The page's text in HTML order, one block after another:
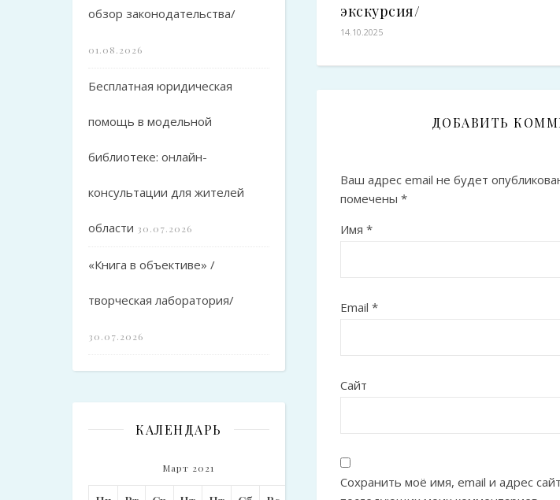
обзор законодательства/
01.08.2026
Бесплатная юридическая
помощь в модельной
библиотеке: онлайн-
консультации для жителей
области 30.07.2026
«Книга в объективе» /
творческая лаборатория/
30.07.2026
КАЛЕНДАРЬ
Март 2021
экскурсия/
14.10.2025
ДОБАВИТЬ
Ваш адрес email не будет
помечены *
Имя *
Email *
Сайт
Сохранить моё имя, email и адрес